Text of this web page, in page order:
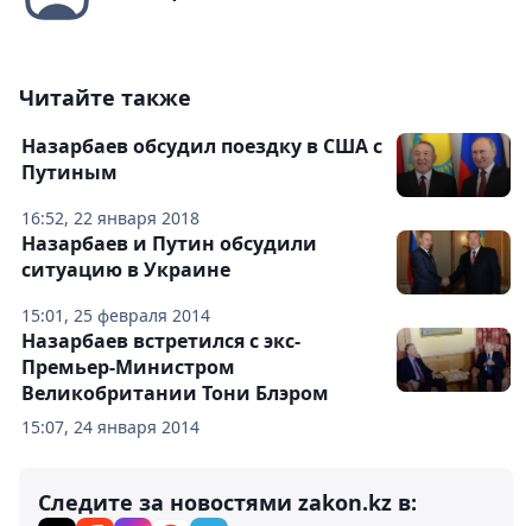
Читайте также
16:52, 22 января 2018
Назарбаев обсудил поездку в США с
Путиным
15:01, 25 февраля 2014
Назарбаев и Путин обсудили
ситуацию в Украине
15:07, 24 января 2014
Назарбаев встретился с экс-
Премьер-Министром
Великобритании Тони Блэром
Следите за новостями zakon.kz в: